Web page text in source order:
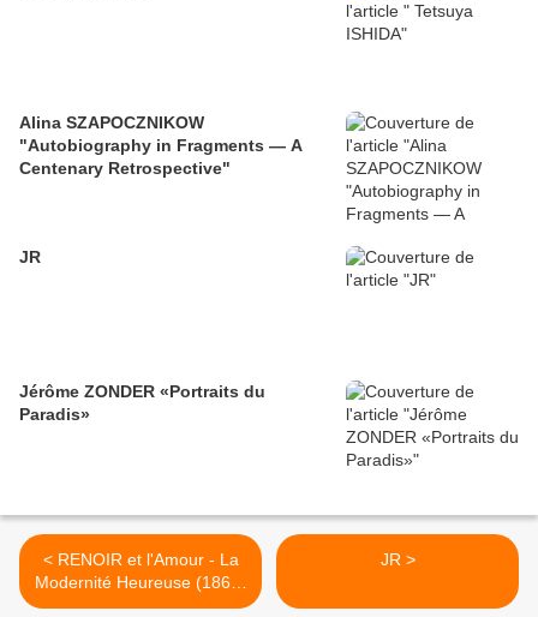
Alina SZAPOCZNIKOW
"Autobiography in Fragments — A
Centenary Retrospective"
JR
Jérôme ZONDER «Portraits du
Paradis»
< RENOIR et l'Amour - La
Modernité Heureuse (1865-
1885)
JR >